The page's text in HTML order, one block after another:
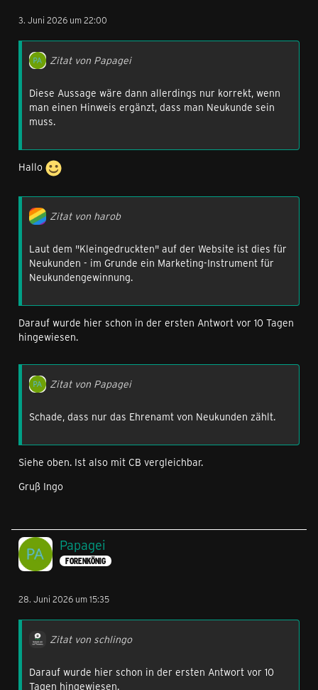
3. Juni 2026 um 22:00
Zitat von Papagei
Diese Aussage wäre dann allerdings nur korrekt, wenn
man einen Hinweis ergänzt, dass man Neukunde sein
muss.
Hallo
Zitat von harob
Laut dem "Kleingedruckten" auf der Website ist dies für
Neukunden - im Grunde ein Marketing-Instrument für
Neukundengewinnung.
Darauf wurde hier schon in der ersten Antwort vor 10 Tagen
hingewiesen.
Zitat von Papagei
Schade, dass nur das Ehrenamt von Neukunden zählt.
Siehe oben. Ist also mit CB vergleichbar.
Gruß Ingo
Papagei
FORENKÖNIG
28. Juni 2026 um 15:35
Zitat von schlingo
Darauf wurde hier schon in der ersten Antwort vor 10
Tagen hingewiesen.